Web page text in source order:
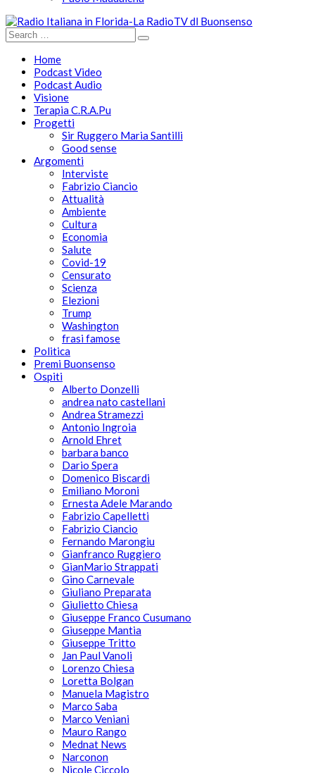
Home
Podcast Video
Podcast Audio
Visione
Terapia C.R.A.Pu
Progetti
Sir Ruggero Maria Santilli
Good sense
Argomenti
Interviste
Fabrizio Ciancio
Attualità
Ambiente
Cultura
Economia
Salute
Covid-19
Censurato
Scienza
Elezioni
Trump
Washington
frasi famose
Politica
Premi Buonsenso
Ospiti
Alberto Donzelli
andrea nato castellani
Andrea Stramezzi
Antonio Ingroia
Arnold Ehret
barbara banco
Dario Spera
Domenico Biscardi
Emiliano Moroni
Ernesta Adele Marando
Fabrizio Capelletti
Fabrizio Ciancio
Fernando Marongiu
Gianfranco Ruggiero
GianMario Strappati
Gino Carnevale
Giuliano Preparata
Giulietto Chiesa
Giuseppe Franco Cusumano
Giuseppe Mantia
Giuseppe Tritto
Jan Paul Vanoli
Lorenzo Chiesa
Loretta Bolgan
Manuela Magistro
Marco Saba
Marco Veniani
Mauro Rango
Mednat News
Narconon
Nicole Ciccolo